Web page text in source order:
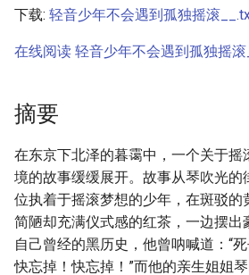
搜
索
正文
下载: 轻音少年不会遇到孤独摇滚
在线阅读 轻音少年不会遇到孤独摇
摘要
在东京下北泽的暮霭中，一个关于摇
境的故事缓缓展开。故事从琴吹光的
位执着于摇滚梦想的少年，在斑驳的
简陋却充满仪式感的红茶，一边摆出
自己曾经的黑历史，他曾呐喊道：“
快忘掉！快忘掉！”而他的亲生姐姐